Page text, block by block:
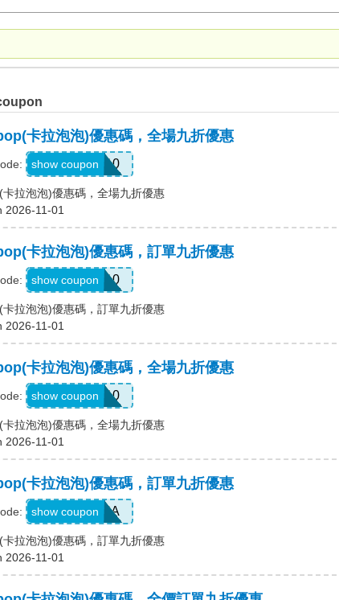
卡拉泡泡)優惠碼，全場九折優惠
holly10
show coupon
拉泡泡)優惠碼，全場九折優惠
2026-11-01
卡拉泡泡)優惠碼，訂單九折優惠
KAT10
show coupon
拉泡泡)優惠碼，訂單九折優惠
2026-11-01
卡拉泡泡)優惠碼，全場九折優惠
SHAN10
show coupon
拉泡泡)優惠碼，全場九折優惠
2026-11-01
卡拉泡泡)優惠碼，訂單九折優惠
PATRIANA
show coupon
拉泡泡)優惠碼，訂單九折優惠
2026-11-01